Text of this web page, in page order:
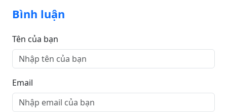
Bình luận
Tên của bạn
Email